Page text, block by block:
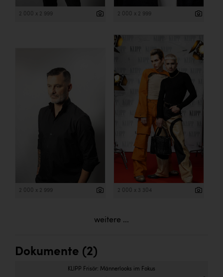
2 000 x 2 999 2 000 x 2 999
2 000 x 2 999 2 000 x 3 304
weitere ...
Dokumente (2)
KLIPP Frisör: Männerlooks im Fokus